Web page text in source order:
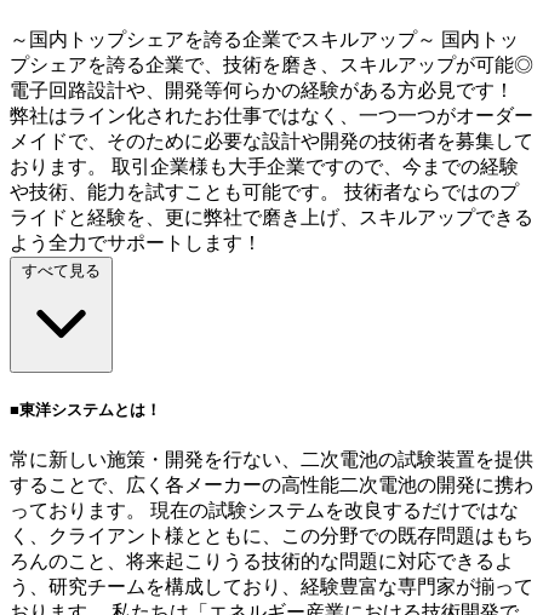
～国内トップシェアを誇る企業でスキルアップ～ 国内トッ
プシェアを誇る企業で、技術を磨き、スキルアップが可能◎
電子回路設計や、開発等何らかの経験がある方必見です！
弊社はライン化されたお仕事ではなく、一つ一つがオーダー
メイドで、そのために必要な設計や開発の技術者を募集して
おります。 取引企業様も大手企業ですので、今までの経験
や技術、能力を試すことも可能です。 技術者ならではのプ
ライドと経験を、更に弊社で磨き上げ、スキルアップできる
よう全力でサポートします！
すべて見る
■東洋システムとは！
常に新しい施策・開発を行ない、二次電池の試験装置を提供
することで、広く各メーカーの高性能二次電池の開発に携わ
っております。 現在の試験システムを改良するだけではな
く、クライアント様とともに、この分野での既存問題はもち
ろんのこと、将来起こりうる技術的な問題に対応できるよ
う、研究チームを構成しており、経験豊富な専門家が揃って